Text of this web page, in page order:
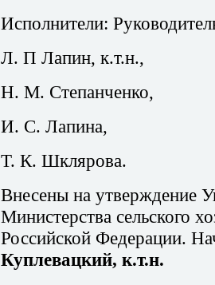
Исполнители:
Л. П Лапин, к.т.н.,
Н. М. Степанченко,
И. С. Лапина,
Т. К. Шклярова.
Внесены на утверждение
Министерства сельского
Российской Федерации.
Куплевацкий, к.т.н.